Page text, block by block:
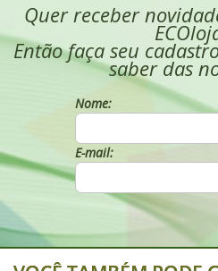
Quer receber
Então faça seu
saber das
Nome:
E-mail: